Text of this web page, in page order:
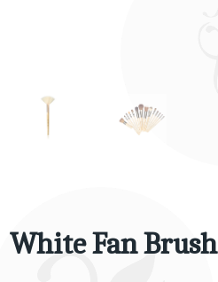
White Fan Brush